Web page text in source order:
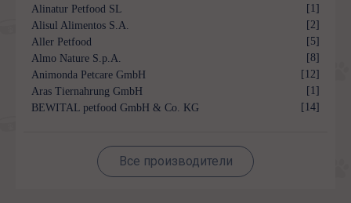
Alinatur Petfood SL
[1]
Alisul Alimentos S.A.
[2]
Aller Petfood
[5]
Almo Nature S.p.A.
[8]
Animonda Petcare GmbH
[12]
Aras Tiernahrung GmbH
[1]
BEWITAL petfood GmbH & Co. KG
[14]
Все производители